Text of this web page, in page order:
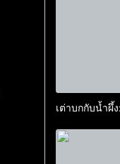
เต่าบกกับน้ำผึ้